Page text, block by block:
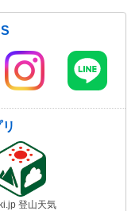
っと見る
登山天気